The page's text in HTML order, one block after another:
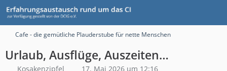
Cafe - die gemütliche Plauderstube für nette Menschen
Urlaub, Ausflüge, Auszeiten…
Kosakenzipfel 17. Mai 2026 um 12:16